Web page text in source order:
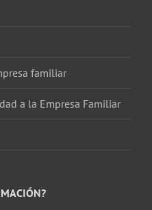
familiar
a la Empresa Familiar